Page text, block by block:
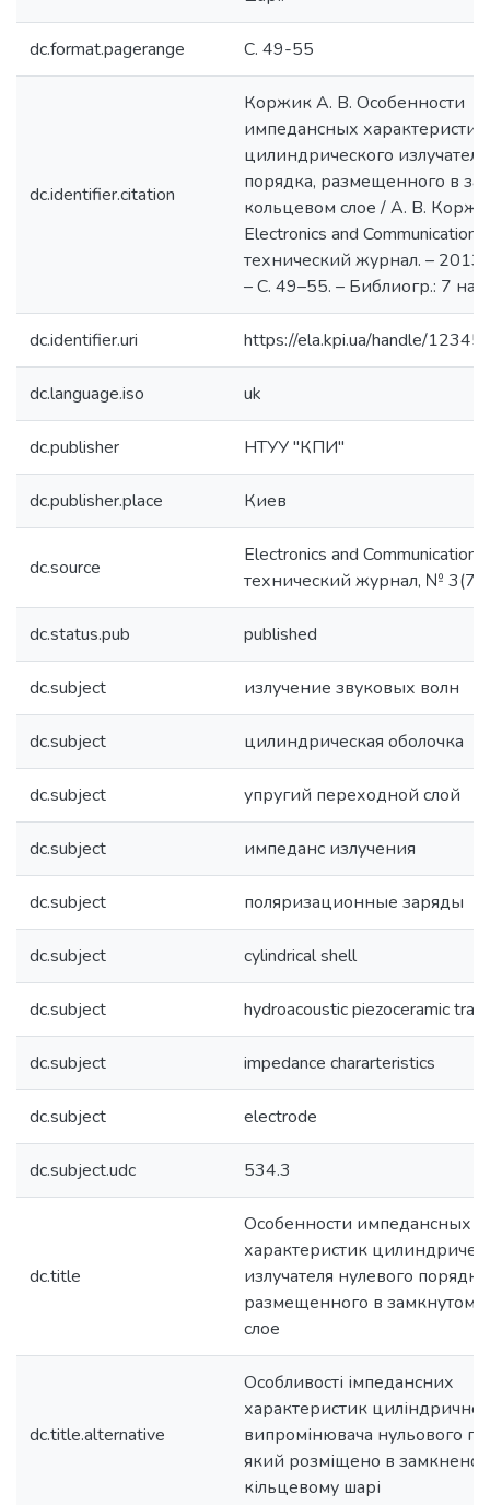
dc.format.pagerange С. 49-55
dc.identifier.citation
Коржик А. В. Особенности
импедансных характеристик
цилиндрического
порядка, размещенного в
кольцевом слое / А. В.
Electronics and
технический журнал. –
– С. 49–55. – Библиогр.: 7
dc.identifier.uri https://ela.kpi.ua/handle/
dc.language.iso uk
dc.publisher НТУУ "КПИ"
dc.publisher.place Киев
dc.source
Electronics and
технический журнал, №
dc.status.pub published
dc.subject излучение звуковых волн
dc.subject цилиндрическая оболочка
dc.subject упругий переходной слой
dc.subject импеданс излучения
dc.subject поляризационные заряды
dc.subject cylindrical shell
dc.subject hydroacoustic piezoceramic
dc.subject impedance chararteristics
dc.subject electrode
dc.subject.udc 534.3
dc.title
Особенности импедансных
характеристик
излучателя нулевого порядка,
размещенного в замкнутом
слое
dc.title.alternative
Особливості імпедансних
характеристик
випромінювача нульового
який розміщено в
кільцевому шaрі